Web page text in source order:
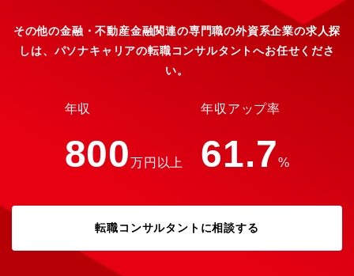
のフラットな組織のため、部下の労務管理などの内向きな業務に
時間を浪費することなくプレーヤー業務に専念できます。
その他の金融・不動産金融関連の専門職の外資系企業の求人探
しは、パソナキャリアの転職コンサルタントへお任せくださ
い。
年収
800万円以上
年収アップ率
61.7%
転職コンサルタントに相談する